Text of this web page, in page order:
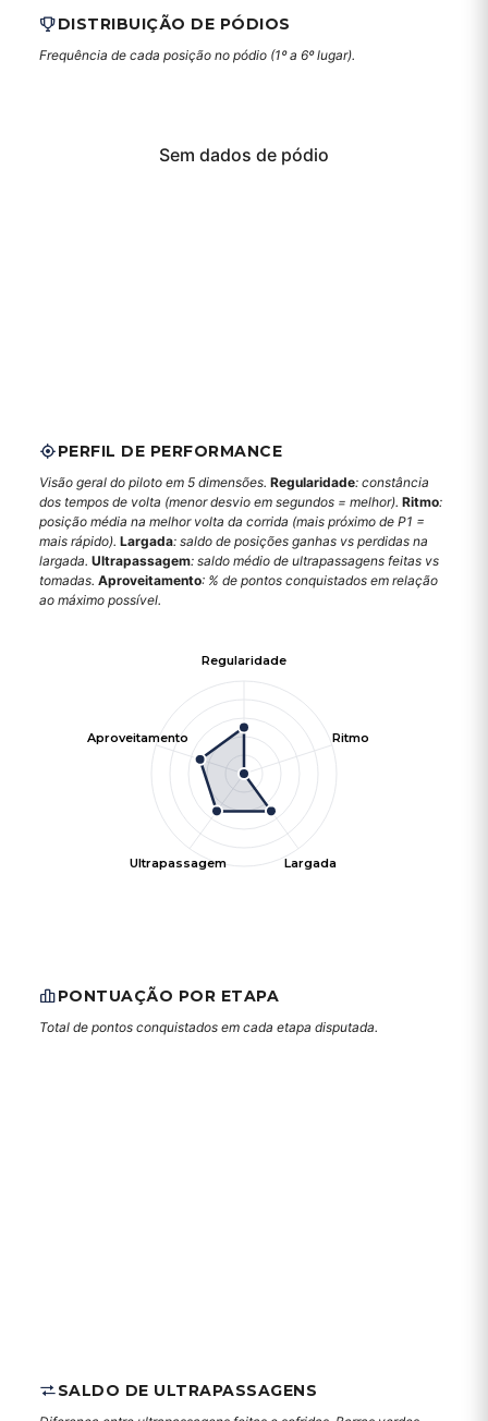
DISTRIBUIÇÃO DE PÓDIOS
Frequência de cada posição no pódio (1º a 6º lugar).
Sem dados de pódio
PERFIL DE PERFORMANCE
Visão geral do piloto em 5 dimensões. Regularidade: constância
dos tempos de volta (menor desvio em segundos = melhor). Ritmo:
posição média na melhor volta da corrida (mais próximo de P1 =
mais rápido). Largada: saldo de posições ganhas vs perdidas na
largada. Ultrapassagem: saldo médio de ultrapassagens feitas vs
tomadas. Aproveitamento: % de pontos conquistados em relação
ao máximo possível.
Regularidade
Ritmo
Largada
Ultrapassagem
Aproveitamento
PONTUAÇÃO POR ETAPA
Total de pontos conquistados em cada etapa disputada.
SALDO DE ULTRAPASSAGENS